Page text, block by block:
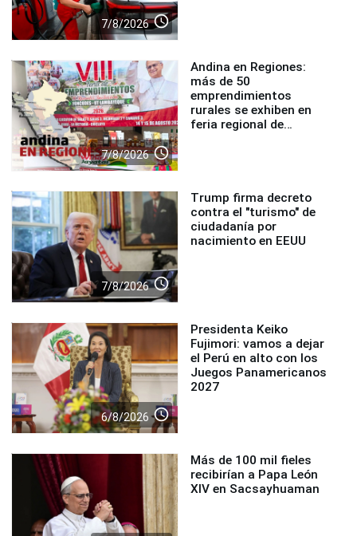
7/8/2026 access_time
7/8/2026 access_time
Andina en Regiones:
más de 50
emprendimientos
rurales se exhiben en
feria regional de
7/8/2026 access_time
Trump firma decreto
contra el "turismo" de
ciudadanía por
nacimiento en EEUU
6/8/2026 access_time
Presidenta Keiko
Fujimori: vamos a dejar
el Perú en alto con los
Juegos Panamericanos
2027
Más de 100 mil fieles
recibirían a Papa León
XIV en Sacsayhuaman